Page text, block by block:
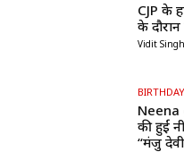
CJP के
के
Vidit Singh
Neena
की हुईं
“मंजु